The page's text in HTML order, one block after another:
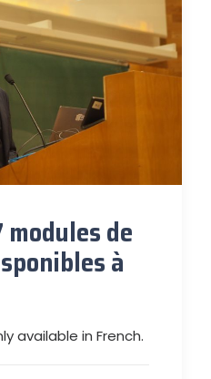
modules de
à
available in French.